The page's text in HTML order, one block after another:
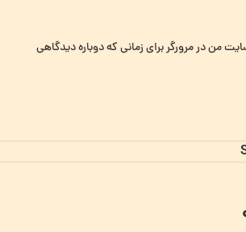
من در مرورگر برای زمانی که دوباره دیدگاهی